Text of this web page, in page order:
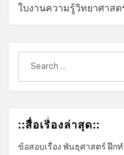
ใบงานความรู้วิทยาศาสต
for:
::สื่อเรื่องล่าสุด::
ข้อสอบเรื่อง พันธุศาสตร์ ฝึก
*